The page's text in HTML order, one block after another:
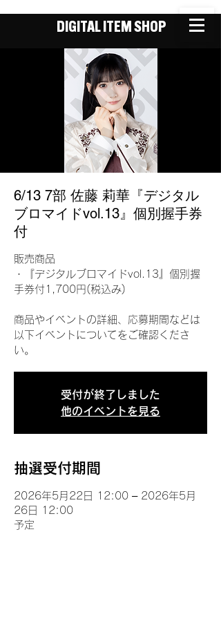
DIGITAL ITEM SHOP
6/13 7部 佐藤 莉華『デジタル
ブロマイドvol.13』個別握手券
付
販売商品
・『デジタルブロマイドvol.13』個別握
手券付1,700円(税込み)
商品やイベントの詳細、応募期間などは
以下イベントについてをご確認くださ
い。
受付が終了しました
他のイベントを見る
抽選受付期間
2026年5月22日 12:00 – 2026年5月
26日 12:00
予定